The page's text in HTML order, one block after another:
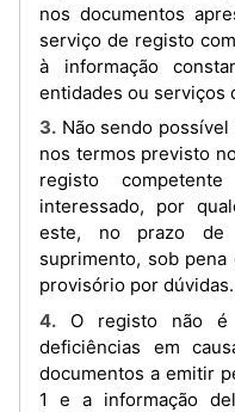
nos documentos
serviço de registo
à informação
entidades ou serviços
3. Não sendo possível o suprimento das deficiências,
nos termos previsto
registo
interessado, por
este, no prazo de
suprimento, sob
provisório por dúvidas.
4. O registo não é lavrado por dúvidas se as
deficiências em
documentos a emitir
1 e a informação